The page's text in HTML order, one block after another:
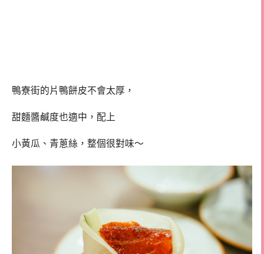
鴨寮街的片鴨餅皮不會太厚，
甜麵醬鹹度也適中，配上
小黃瓜、青蔥絲，整個很對味～